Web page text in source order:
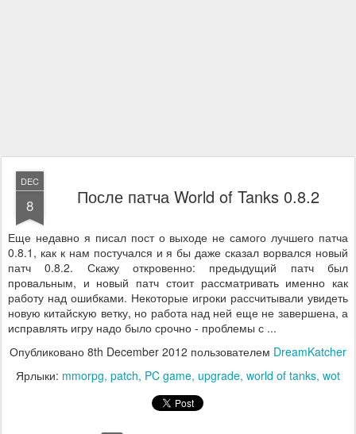
DEC
8 После патча World of Tanks 0.8.2
Еще недавно я писал пост о выходе не самого лучшего патча
0.8.1, как к нам постучался и я бы даже сказал ворвался новый
патч 0.8.2. Скажу откровенно: предыдущий патч был
провальным, и новый патч стоит рассматривать именно как
работу над ошибками. Некоторые игроки рассчитывали увидеть
новую китайскую ветку, но работа над ней еще не завершена, а
исправлять игру надо было срочно - проблемы с ...
Опубликовано 8th December 2012 пользователем DreamKatcher
Ярлыки: mmorpg patch PC game upgrade world of tanks wot